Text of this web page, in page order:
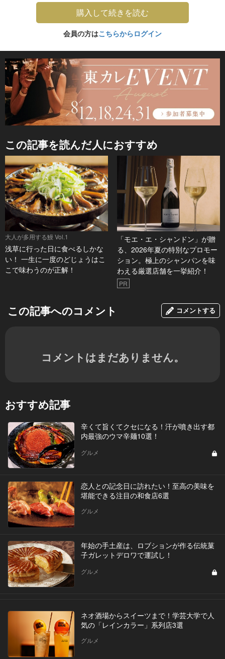
購入して続きを読む
会員の方はこちらからログイン
この記事を読んだ人におすすめ
大人が多用する鰻 Vol.1
浅草に行った日に食べるしかな
い！ 一生に一度のどじょうはこ
こで味わうのが正解！
「モエ・エ・シャンドン」が贈
る、2026年夏の特別なプロモー
ション。極上のシャンパンを味
わえる厳選店舗を一挙紹介！
PR
この記事へのコメント コメントする
コメントはまだありません。
おすすめ記事
辛くて旨くてクセになる！汗が噴き出す都
内最強のウマ辛麺10選！
グルメ
恋人との記念日に訪れたい！至高の美味を
堪能できる注目の和食店6選
グルメ
年始の手土産は、ロブションが作る伝統菓
子ガレットデロワで運試し！
グルメ
ネオ酒場からスイーツまで！学芸大学で人
気の「レインカラー」系列店3選
グルメ